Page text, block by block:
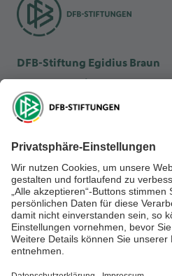
DFB-Stiftung Egidius Braun
DFB-Stiftung Sepp Herberger
NEWSLETTER ABONNIEREN
Anmelden